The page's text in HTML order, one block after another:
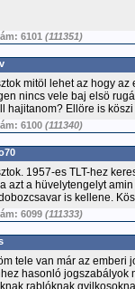
6101 (111351)
mitöl lehet az hogy
nincs vele baj elsö
hajitanom? Ellöre is
6100 (111340)
1957-es TLT-hez
azt a hüvelytengelyt
is kellene.
6099 (111333)
tele van már az emberi
hasonló jogszabályok